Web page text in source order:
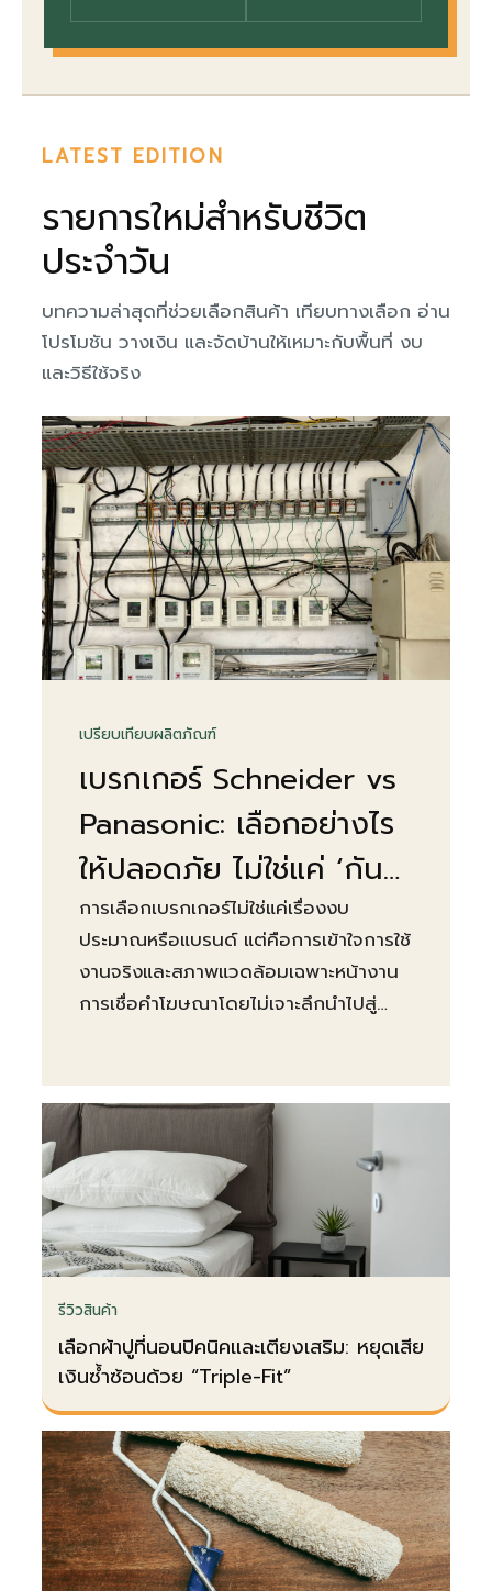
LATEST EDITION
รายการใหม่สำหรับชีวิต
ประจำวัน
บทความล่าสุดที่ช่วยเลือกสินค้า เทียบทางเลือก อ่าน
โปรโมชัน วางเงิน และจัดบ้านให้เหมาะกับพื้นที่ งบ
และวิธีใช้จริง
เปรียบเทียบผลิตภัณฑ์
เบรกเกอร์ Schneider vs
Panasonic: เลือกอย่างไร
ให้ปลอดภัย ไม่ใช่แค่ ‘กัน
ไฟดูด'
การเลือกเบรกเกอร์ไม่ใช่แค่เรื่องงบ
ประมาณหรือแบรนด์ แต่คือการเข้าใจการใช้
งานจริงและสภาพแวดล้อมเฉพาะหน้างาน
การเชื่อคำโฆษณาโดยไม่เจาะลึกนำไปสู่
จากแค่ ‘ใช้ได้' ในหลายสถานการณ์ คนส่วน
ใหญ่มักคิดว่าเบรกเกอร์ทุกตัวทำงาน
เหมือนกัน ทำให้การตัดสินใจแบบผิวเผิน
โดยอิงแค่ชื่อเสียงหรือราคาถูกที่สุด ไม่
สามารถป้องกันปัญหาไฟตก ไฟเกิน หรือ
ไฟรั่วได้ การทำความเข้าใจความแตกต่าง
ช่วยประหยัดเงินในระยะยาวและเพิ่มความ
ปลอดภัยอย่างไม่น่าเชื่อ ตลาดเบรกเกอร์
ไทยมีผู้เล่นหลักจำกัด ทำให้ผู้บริโภคยึดติด
กับแบรนด์คุ้นเคย หรือตามช่างแนะนำโดย
ไม่ตั้งคำถาม การเปรียบเทียบแค่ราคาหรือ
ขนาดละเลยมาตรฐานการผลิต ความ
ทนทาน และเทคโนโลยีภายใน ซึ่งเป็นหัวใจ
สำคัญที่กำหนดประสิทธิภาพและความ
ปลอดภัย นี่คือจุดเริ่มต้นของข้อผิดพลาด
รีวิวสินค้า
เลือกผ้าปูที่นอนปิคนิคและเตียงเสริม: หยุดเสีย
เงินซ้ำซ้อนด้วย “Triple-Fit”